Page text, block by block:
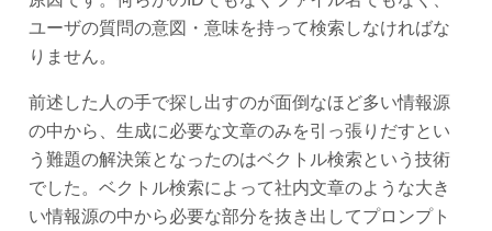
ユーザの質問の意図・意味を持って検索しなければな
りません。
前述した人の手で探し出すのが面倒なほど多い情報源
の中から、生成に必要な文章のみを引っ張りだすとい
う難題の解決策となったのはベクトル検索という技術
でした。ベクトル検索によって社内文章のような大き
い情報源の中から必要な部分を抜き出してプロンプト